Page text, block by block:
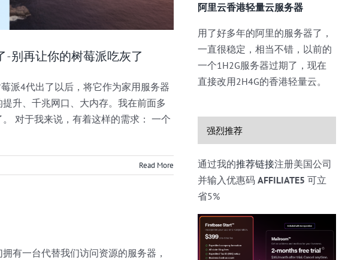
别再让你的树莓派吃灰了
派4代出了以后，将它作为家用服务器
升、千兆网口、大内存。我在前面多
对于我来说，有着这样的需求： 一个
Read More
有一台代替我们访问资源的服务器，
阿里云香港轻量云服务器
用了好多年的阿里的服务器了，
一直很稳定，相当不错，以前的
一个1H2G服务器过期了，现在
直接改用2H4G的香港轻量云。
强烈推荐
通过我的推荐链接注册美国公司
并输入优惠码AFFILIATE5可立
省5%